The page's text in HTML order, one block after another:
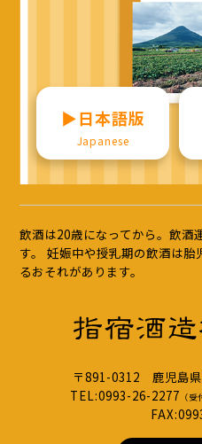
▶︎日本語版
Japanese
飲酒は20歳になってから。飲酒
す。 妊娠中や授乳期の飲酒は
るおそれがあります。
〒891-0312 鹿児島
TEL:0993-26-2277 （